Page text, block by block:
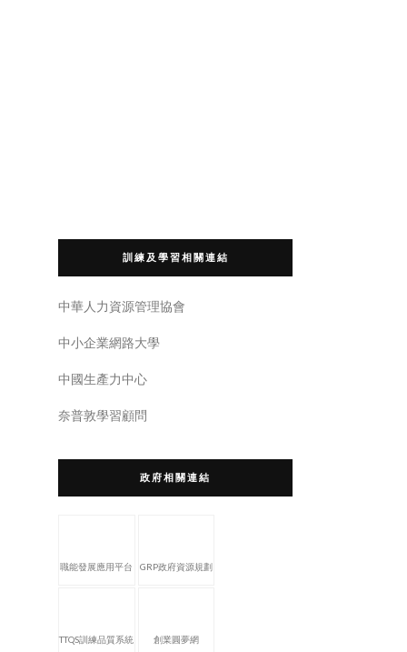
訓練及學習相關連結
中華人力資源管理協會
中小企業網路大學
中國生產力中心
奈普敦學習顧問
政府相關連結
職能發展應用平台 GRP政府資源規劃
TTQS訓練品質系統 創業圓夢網